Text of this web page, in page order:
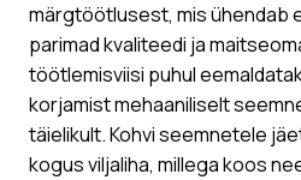
märgtöötlusest, mis ühendab
parimad kvaliteedi ja
töötlemisviisi puhul
korjamist mehaaniliselt
täielikult. Kohvi seemnetele
kogus viljaliha, millega koos